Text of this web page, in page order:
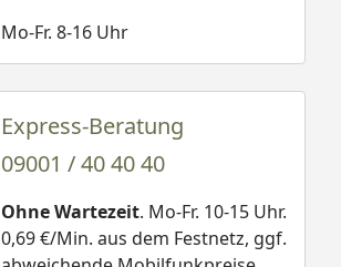
Mo-Fr. 8-16 Uhr
Express-Beratung
09001 / 40 40 40
Ohne Wartezeit. Mo-Fr. 10-15 Uhr.
0,69 €/Min. aus dem Festnetz, ggf.